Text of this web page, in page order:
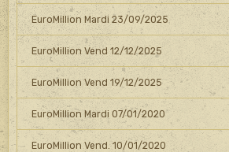
EuroMillion Mardi 23/09/2025
EuroMillion Vend 12/12/2025
EuroMillion Vend 19/12/2025
EuroMillion Mardi 07/01/2020
EuroMillion Vend. 10/01/2020